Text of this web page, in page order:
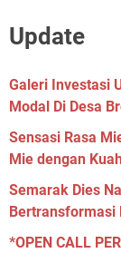
Update
Galeri Investasi
Modal Di Desa
Sensasi Rasa
Mie dengan
Semarak Dies
Bertransformasi
*OPEN CALL